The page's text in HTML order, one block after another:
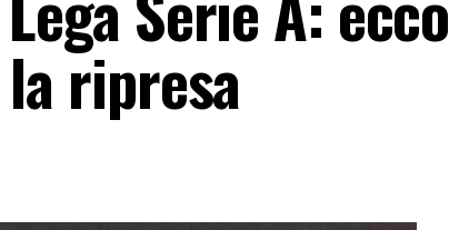
ripresa